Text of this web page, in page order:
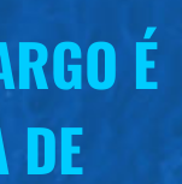
É
DE